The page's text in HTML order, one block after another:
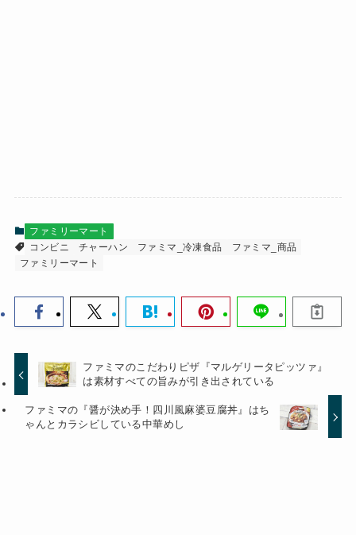
ファミリーマート
コンビニ
チャーハン ファミマ_冷凍食品
ファミマ_商品
ファミリーマート
ファミマのこだわりピザ『マルゲリータピッツァ』
は素材すべての旨みが引き出されている
ファミマの『醤が決め手！四川風麻婆豆腐丼』はち
ゃんとカラシビしている中華めし